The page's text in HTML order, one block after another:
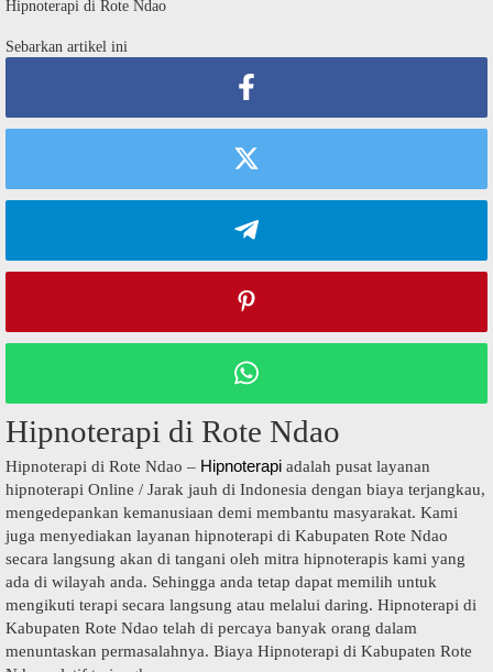
Hipnoterapi di Rote Ndao
Sebarkan artikel ini
Hipnoterapi di Rote Ndao
Hipnoterapi di Rote Ndao – Hipnoterapi adalah pusat layanan
hipnoterapi Online / Jarak jauh di Indonesia dengan biaya terjangkau,
mengedepankan kemanusiaan demi membantu masyarakat. Kami
juga menyediakan layanan hipnoterapi di Kabupaten Rote Ndao
secara langsung akan di tangani oleh mitra hipnoterapis kami yang
ada di wilayah anda. Sehingga anda tetap dapat memilih untuk
mengikuti terapi secara langsung atau melalui daring. Hipnoterapi di
Kabupaten Rote Ndao telah di percaya banyak orang dalam
menuntaskan permasalahnya. Biaya Hipnoterapi di Kabupaten Rote